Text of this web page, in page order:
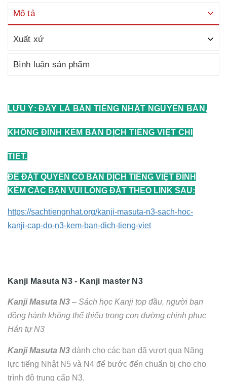
Mô tả
Xuất xứ
Bình luận sản phẩm
LƯU Ý: ĐÂY LÀ BẢN TIẾNG NHẬT NGUYÊN BẢN,
KHÔNG ĐÍNH KÈM BẢN DỊCH TIẾNG VIỆT CHI
TIẾT.
ĐỂ ĐẶT QUYỂN CÓ BẢN DỊCH TIẾNG VIỆT ĐÍNH
KÈM CÁC BẠN VUI LÒNG ĐẶT THEO LINK SAU:
https://sachtiengnhat.org/kanji-masuta-n3-sach-hoc-
kanji-cap-do-n3-kem-ban-dich-tieng-viet
Kanji Masuta N3 - Kanji master N3
Kanji Masuta N3 – Sách học Kanji top đầu, người bạn
đồng hành không thể thiếu trong con đường chinh phục
Hán tự N3
Kanji Masuta N3 dành cho các bạn đã vượt qua Năng
lực tiếng Nhật N5 và N4 để bước đến chuẩn bị cho cho
trình độ trung cấp N3.